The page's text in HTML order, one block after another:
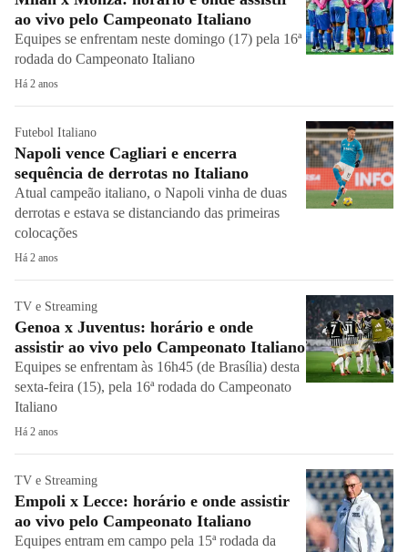
ao vivo pelo Campeonato Italiano
Equipes se enfrentam neste domingo (17) pela 16ª
rodada do Campeonato Italiano
Há 2 anos
Futebol Italiano
Napoli vence Cagliari e encerra
sequência de derrotas no Italiano
Atual campeão italiano, o Napoli vinha de duas
derrotas e estava se distanciando das primeiras
colocações
Há 2 anos
TV e Streaming
Genoa x Juventus: horário e onde
assistir ao vivo pelo Campeonato Italiano
Equipes se enfrentam às 16h45 (de Brasília) desta
sexta-feira (15), pela 16ª rodada do Campeonato
Italiano
Há 2 anos
TV e Streaming
Empoli x Lecce: horário e onde assistir
ao vivo pelo Campeonato Italiano
Equipes entram em campo pela 15ª rodada da